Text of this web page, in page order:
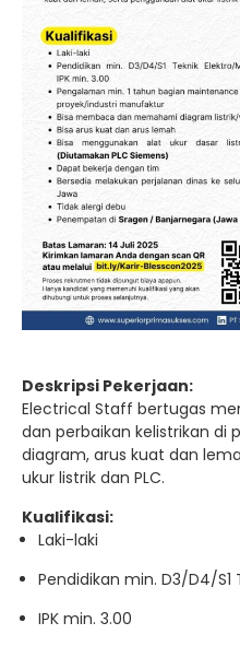
Deskripsi Pekerjaan:
Electrical Staff bertugas
dan perbaikan kelistrikan di
diagram, arus kuat dan
ukur listrik dan PLC.
Kualifikasi:
Laki-laki
Pendidikan min. D3/D4/
IPK min. 3.00